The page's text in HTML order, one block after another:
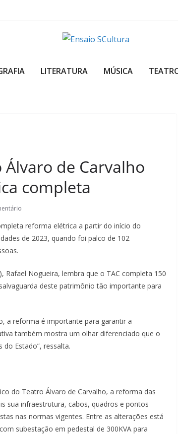
e
a
c
u
u
r
c
a
r
i
s
e
a
LITERATURA MÚSICA
de Carvalho
completa
reforma elétrica a partir do início do
de 2023, quando foi palco de 102
Rafael Nogueira, lembra que o TAC completa 150
deste patrimônio tão importante para
a reforma é importante para garantir a
também mostra um olhar diferenciado que o
Estado”, ressalta.
do Teatro Álvaro de Carvalho, a reforma das
sua infraestrutura, cabos, quadros e pontos
nas normas vigentes. Entre as alterações está
subestação em pedestal de 300KVA para